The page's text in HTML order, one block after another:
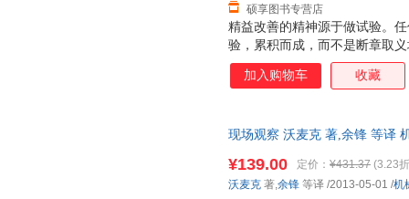
精益改善的精神源于做试验。
验，累积而成，而不是断章取
而是每天做试验、积累知识的
多公司，用他敏锐的观察力去
精益实践者带来鼓舞。
硕享图书专营店
加入购物车 收藏
现场观察 沃麦克 著,余锋 等译
¥139.00 定价： ¥431.37 (3.23
沃麦克 著,余锋 等译 /2013-05-01 /机